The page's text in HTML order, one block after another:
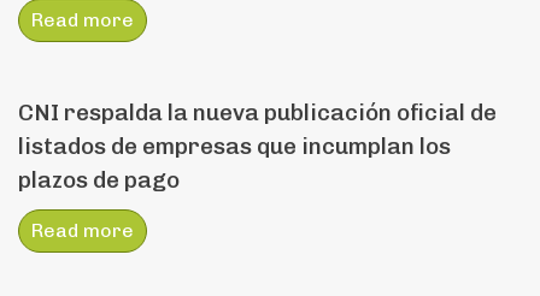
Read more
CNI respalda la nueva publicación oficial de
listados de empresas que incumplan los
plazos de pago
Read more